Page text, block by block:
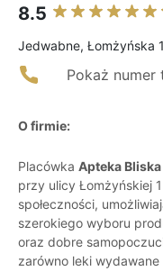
8.5
Jedwabne, Łomżyńska 1
Pokaż numer
O firmie:
Placówka Apteka Bliska
przy ulicy Łomżyńskiej
społeczności,
szerokiego wyboru
oraz dobre
zarówno leki